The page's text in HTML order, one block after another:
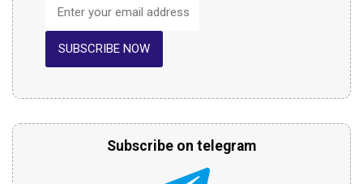
SUBSCRIBE NOW
Subscribe on telegram